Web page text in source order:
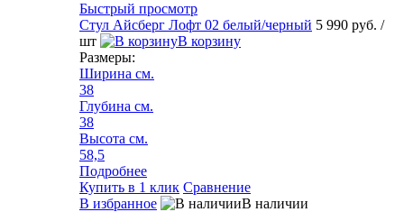
Быстрый просмотр
Стул Айсберг Лофт 02 белый/черный 5 990 руб. /
шт
В корзину
Размеры:
Ширина см.
38
Глубина см.
38
Высота см.
58,5
Подробнее
Купить в 1 клик Сравнение
В избранное
В наличии